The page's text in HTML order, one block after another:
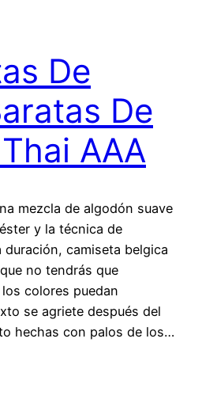
De
De
AAA
mezcla de algodón suave
y la técnica de
duración, camiseta belgica
no tendrás que
colores puedan
se agriete después del
hechas con palos de los…